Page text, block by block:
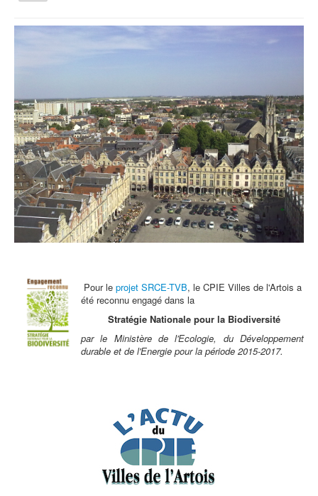
la
Vous êtes ici :
Accueil
Lundi 6 mai : Réunion d'information Jardinez Nature
Activités tout public
Animations et éducation
Accompagnement du territoire et ingénierie
Espace Info Energie
Guide Nature Patrimoine Volontaire (GNPV)
Centre de Ressources du Territoire (CRT)
Contact
Pour le projet SRCE-TVB, le CPIE Villes de l'Artois a
été reconnu engagé dans la
Stratégie Nationale pour la Biodiversité
par le Ministère de l'Ecologie, du Développement
durable et de l'Energie pour la période 2015-2017.